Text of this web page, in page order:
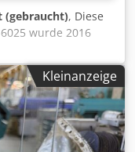
(gebraucht), Diese
wurde 2016
Satz von
eine
und
diese
zu kaufen.
zu dieser
Kleinanzeige